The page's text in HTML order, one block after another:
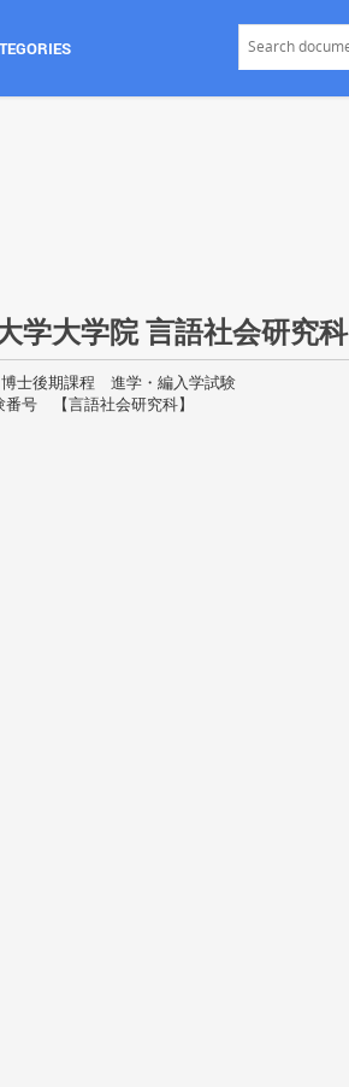
学大学院 言語社会研究科
士後期課程 進学・編入学試験
号 【言語社会研究科】